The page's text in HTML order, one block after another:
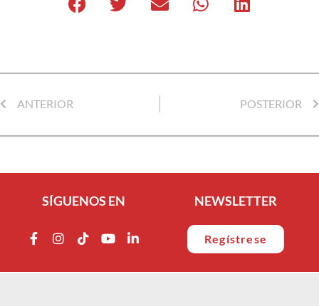
ANTERIOR POSTERIOR
SÍGUENOS EN NEWSLETTER
Regístrese